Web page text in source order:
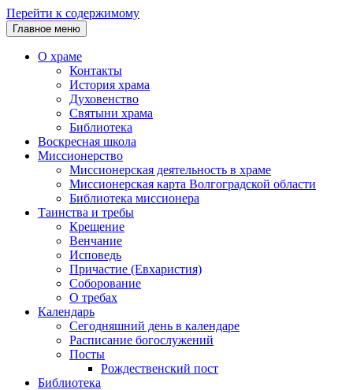
Перейти к содержимому
Главное меню
О храме
Контакты
История храма
Духовенство
Святыни храма
Библиотека
Воскресная школа
Миссионерство
Миссионерская деятельность в храме
Миссионерская карта Волгоградской области
Библиотека миссионера
Таинства и требы
Крещение
Венчание
Исповедь
Причастие (Евхаристия)
Соборование
О требах
Календарь
Сегодняшний день в календаре
Расписание богослужений
Посты
Рождественский пост
Библиотека